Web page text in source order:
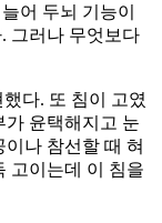
어 두뇌 기능이
그러나 무엇보다
다. 또 침이 고였
가 윤택해지고 눈
나 참선할 때 혀
고이는데 이 침을